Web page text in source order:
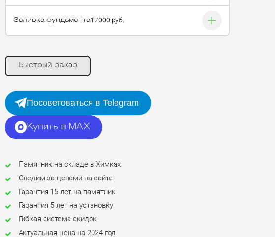
Заливка фундамента17000 руб.
Быстрый заказ
Посоветоваться в Telegram
Купить в MAX
Памятник на складе в Химках
Следим за ценами на сайте
Гарантия 15 лет на памятник
Гарантия 5 лет на установку
Гибкая система скидок
Актуальная цена на 2024 год